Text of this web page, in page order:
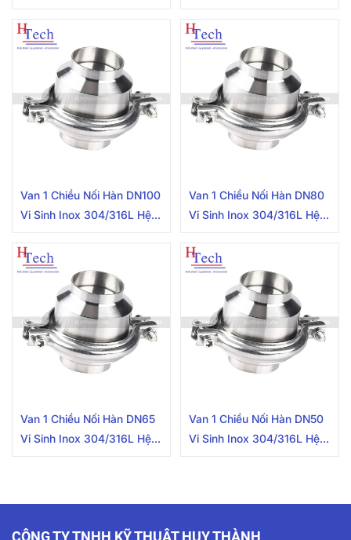
Van 1 Chiều Nối Hàn DN100
Vi Sinh Inox 304/316L Hệ
Van 1 Chiều Nối Hàn DN80
Vi Sinh Inox 304/316L Hệ
Van 1 Chiều Nối Hàn DN65
Vi Sinh Inox 304/316L Hệ
Van 1 Chiều Nối Hàn DN50
Vi Sinh Inox 304/316L Hệ
CÔNG TY TNHH KỸ THUẬT HUY THÀNH